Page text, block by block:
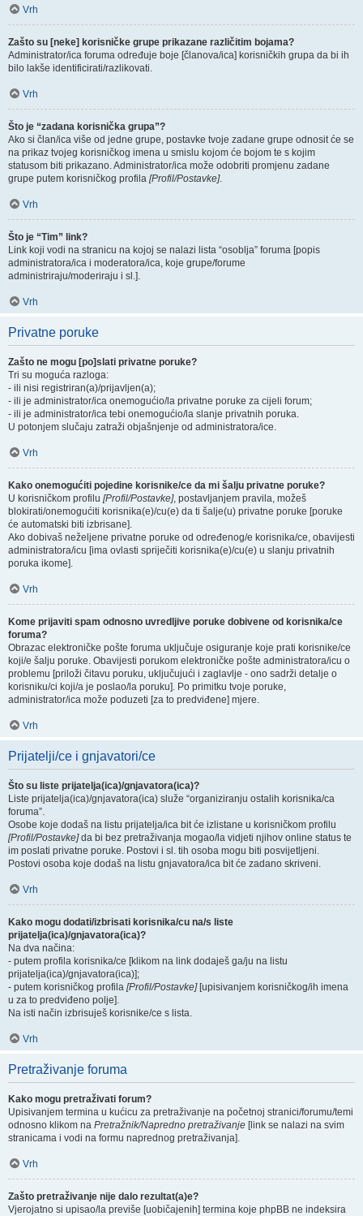
Vrh
Zašto su [neke] korisničke grupe prikazane različitim bojama?
Administrator/ica foruma određuje boje [članova/ica] korisničkih grupa da bi ih
bilo lakše identificirati/razlikovati.
Vrh
Što je “zadana korisnička grupa”?
Ako si član/ica više od jedne grupe, postavke tvoje zadane grupe odnosit će se
na prikaz tvojeg korisničkog imena u smislu kojom će bojom te s kojim
statusom biti prikazano. Administrator/ica može odobriti promjenu zadane
grupe putem korisničkog profila [Profil/Postavke].
Vrh
Što je “Tim” link?
Link koji vodi na stranicu na kojoj se nalazi lista “osoblja” foruma [popis
administratora/ica i moderatora/ica, koje grupe/forume
administriraju/moderiraju i sl.].
Vrh
Privatne poruke
Zašto ne mogu [po]slati privatne poruke?
Tri su moguća razloga:
- ili nisi registriran(a)/prijavljen(a);
- ili je administrator/ica onemogućio/la privatne poruke za cijeli forum;
- ili je administrator/ica tebi onemogućio/la slanje privatnih poruka.
U potonjem slučaju zatraži objašnjenje od administratora/ice.
Vrh
Kako onemogućiti pojedine korisnike/ce da mi šalju privatne poruke?
U korisničkom profilu [Profil/Postavke], postavljanjem pravila, možeš
blokirati/onemogućiti korisnika(e)/cu(e) da ti šalje(u) privatne poruke [poruke
će automatski biti izbrisane].
Ako dobivaš neželjene privatne poruke od određenog/e korisnika/ce, obavijesti
administratora/icu [ima ovlasti spriječiti korisnika(e)/cu(e) u slanju privatnih
poruka ikome].
Vrh
Kome prijaviti spam odnosno uvredljive poruke dobivene od korisnika/ce
foruma?
Obrazac elektroničke pošte foruma uključuje osiguranje koje prati korisnike/ce
koji/e šalju poruke. Obavijesti porukom elektroničke pošte administratora/icu o
problemu [priloži čitavu poruku, uključujući i zaglavlje - ono sadrži detalje o
korisniku/ci koji/a je poslao/la poruku]. Po primitku tvoje poruke,
administrator/ica može poduzeti [za to predviđene] mjere.
Vrh
Prijatelji/ce i gnjavatori/ce
Što su liste prijatelja(ica)/gnjavatora(ica)?
Liste prijatelja(ica)/gnjavatora(ica) služe “organiziranju ostalih korisnika/ca
foruma”.
Osobe koje dodaš na listu prijatelja/ica bit će izlistane u korisničkom profilu
[Profil/Postavke]da bi bez pretraživanja mogao/la vidjeti njihov online status te
im poslati privatne poruke. Postovi i sl. tih osoba mogu biti posvijetljeni.
Postovi osoba koje dodaš na listu gnjavatora/ica bit će zadano skriveni.
Vrh
Kako mogu dodati/izbrisati korisnika/cu na/s liste
prijatelja(ica)/gnjavatora(ica)?
Na dva načina:
- putem profila korisnika/ce [klikom na link dodaješ ga/ju na listu
prijatelja(ica)/gnjavatora(ica)];
- putem korisničkog profila [Profil/Postavke][upisivanjem korisničkog/ih imena
u za to predviđeno polje].
Na isti način izbrisuješ korisnike/ce s lista.
Vrh
Pretraživanje foruma
Kako mogu pretraživati forum?
Upisivanjem termina u kućicu za pretraživanje na početnoj stranici/forumu/temi
odnosno klikom na Pretražnik/Napredno pretraživanje [link se nalazi na svim
stranicama i vodi na formu naprednog pretraživanja].
Vrh
Zašto pretraživanje nije dalo rezultat(a)e?
Vjerojatno si upisao/la previše [uobičajenih] termina koje phpBB ne indeksira